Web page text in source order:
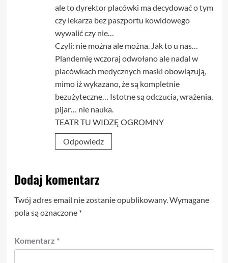
ale to dyrektor placówki ma decydować o tym
czy lekarza bez paszportu kowidowego
wywalić czy nie…
Czyli: nie można ale można. Jak to u nas…
Plandemię wczoraj odwołano ale nadal w
placówkach medycznych maski obowiązują,
mimo iż wykazano, że są kompletnie
bezużyteczne… Istotne są odczucia, wrażenia,
pijar… nie nauka.
TEATR TU WIDZĘ OGROMNY
Odpowiedz
Dodaj komentarz
Twój adres email nie zostanie opublikowany. Wymagane
pola są oznaczone *
Komentarz *